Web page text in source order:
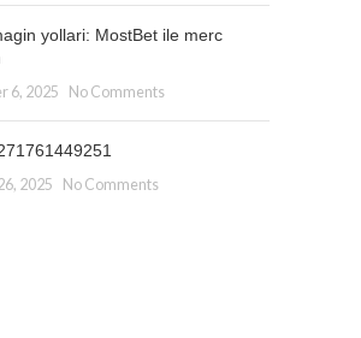
yollari: MostBet ile merc
6, 2025 No Comments
2025 No Comments